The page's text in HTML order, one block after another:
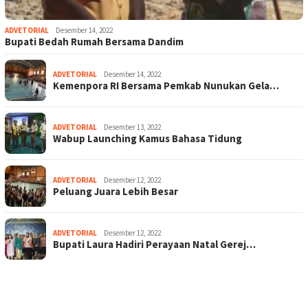
ADVETORIAL Desember 14, 2022
Bupati Bedah Rumah Bersama Dandim
ADVETORIAL Desember 14, 2022
Kemenpora RI Bersama Pemkab Nunukan Gela…
ADVETORIAL Desember 13, 2022
Wabup Launching Kamus Bahasa Tidung
ADVETORIAL Desember 12, 2022
Peluang Juara Lebih Besar
ADVETORIAL Desember 12, 2022
Bupati Laura Hadiri Perayaan Natal Gerej…